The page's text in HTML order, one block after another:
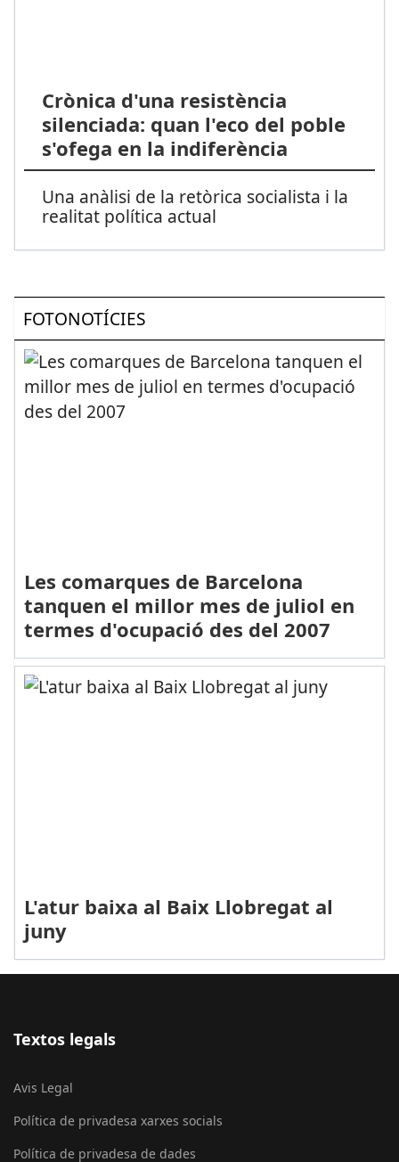
Crònica d'una resistència
silenciada: quan l'eco del poble
s'ofega en la indiferència
Una anàlisi de la retòrica socialista i la
realitat política actual
FOTONOTÍCIES
Les comarques de Barcelona
tanquen el millor mes de juliol en
termes d'ocupació des del 2007
L'atur baixa al Baix Llobregat al
juny
Textos legals
Avis Legal
Política de privadesa xarxes socials
Política de privadesa de dades